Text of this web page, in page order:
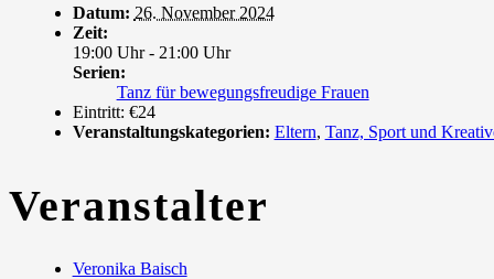
Datum: 26. November 2024
Zeit:
19:00 Uhr - 21:00 Uhr
Serien:
Tanz für bewegungsfreudige Frauen
Eintritt: €24
Veranstaltungskategorien: Eltern, Tanz, Sport und
Veranstalter
Veronika Baisch